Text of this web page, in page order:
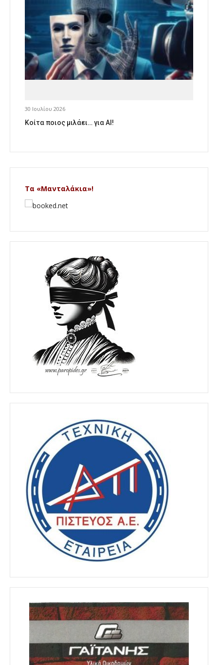
30 Ιουλίου 2026
Κοίτα ποιος μιλάει… για AI!
Τα «Μανταλάκια»!